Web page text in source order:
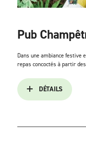
Pub
Dans une ambiance festive
repas concoctés à partir
DÉTAILS